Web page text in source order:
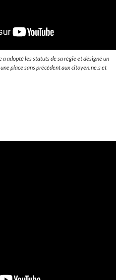
adopté les statuts de sa régie et désigné un
place sans précédent aux citoyen.ne.s et